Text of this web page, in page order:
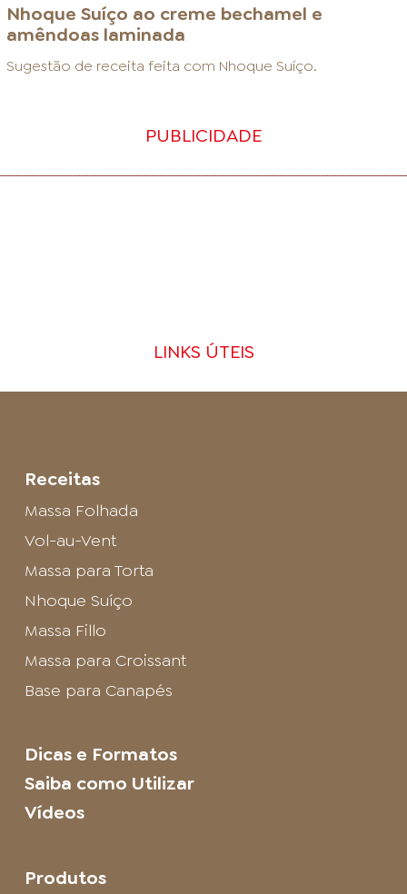
Nhoque Suíço ao creme bechamel e
amêndoas laminada
Sugestão de receita feita com Nhoque Suíço.
PUBLICIDADE
LINKS ÚTEIS
Receitas
Massa Folhada
Vol-au-Vent
Massa para Torta
Nhoque Suíço
Massa Fillo
Massa para Croissant
Base para Canapés
Dicas e Formatos
Saiba como Utilizar
Vídeos
Produtos